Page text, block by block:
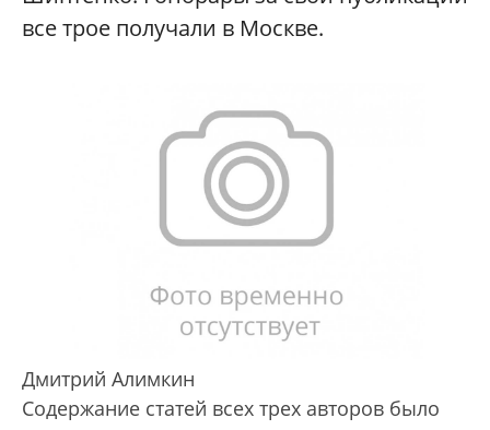
все трое получали в Москве.
Дмитрий Алимкин
Содержание статей всех трех авторов было